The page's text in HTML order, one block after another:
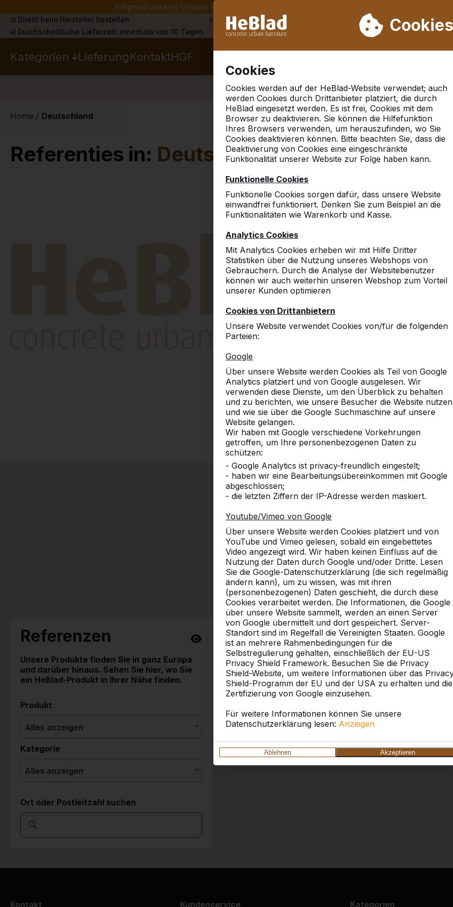
Aufgrund unseres Urlaubs liefern wir von Woche 31 bis Woche 33 nicht. Bitte
Cookies
Cookies
Cookies werden auf der HeBlad-Website verwendet; auch
werden Cookies durch Drittanbieter platziert, die durch
HeBlad eingesetzt werden. Es ist frei, Cookies mit dem
Browser zu deaktivieren. Sie können die Hilfefunktion
Ihres Browsers verwenden, um herauszufinden, wo Sie
Cookies deaktivieren können. Bitte beachten Sie, dass die
Deaktivierung von Cookies eine eingeschränkte
Funktionalität unserer Website zur Folge haben kann.
Funktionelle Cookies
Funktionelle Cookies sorgen dafür, dass unsere Website
einwandfrei funktioniert. Denken Sie zum Beispiel an die
Funktionalitäten wie Warenkorb und Kasse.
Analytics Cookies
Mit Analytics Cookies erheben wir mit Hilfe Dritter
Statistiken über die Nutzung unseres Webshops von
Gebrauchern. Durch die Analyse der Websitebenutzer
können wir auch weiterhin unseren Webshop zum Vorteil
unserer Kunden optimieren
Cookies von Drittanbietern
Unsere Website verwendet Cookies von/für die folgenden
Parteien:
Google
Über unsere Website werden Cookies als Teil von Google
Analytics platziert und von Google ausgelesen. Wir
verwenden diese Dienste, um den Überblick zu behalten
und zu berichten, wie unsere Besucher die Website nutzen
und wie sie über die Google Suchmaschine auf unsere
Website gelangen.
Wir haben mit Google verschiedene Vorkehrungen
getroffen, um Ihre personenbezogenen Daten zu
schützen:
- Google Analytics ist privacy-freundlich eingestelt;
- haben wir eine Bearbeitungsübereinkommen mit Google
abgeschlossen;
- die letzten Ziffern der IP-Adresse werden maskiert.
Youtube/Vimeo von Google
Über unsere Website werden Cookies platziert und von
YouTube und Vimeo gelesen, sobald ein eingebettetes
Video angezeigt wird. Wir haben keinen Einfluss auf die
Nutzung der Daten durch Google und/oder Dritte. Lesen
Sie die Google-Datenschutzerklärung (die sich regelmäßig
ändern kann), um zu wissen, was mit ihren
(personenbezogenen) Daten geschieht, die durch diese
Cookies verarbeitet werden. Die Informationen, die Google
über unsere Website sammelt, werden an einen Server
von Google übermittelt und dort gespeichert. Server-
Standort sind im Regelfall die Vereinigten Staaten. Google
ist an mehrere Rahmenbedingungen für die
Selbstregulierung gehalten, einschließlich der EU-US
Privacy Shield Framework. Besuchen Sie die Privacy
Shield-Website, um weitere Informationen über das
Shield-Programm der EU und der USA zu erhalten und die
Zertifizierung von Google einzusehen.
Für weitere Informationen können Sie unsere
Datenschutzerklärung lesen: Anzeigen
Ablehnen Akzeptieren
Direkt beim Hersteller bestellen Schon mehr als 30.000 Produkten verkauft
Durchschnittliche Lieferzeit: innerhalb von 10 Tagen
Kategorien LieferungKontaktHGF
Geen referenties gevonden in 'winsen-luhe'
Home / Deutschland
Referenties in: Deutschland
10
10
Qualitativ sehr
8
Bisher ist dieses Produkt
und man kann schön
man nur empfehlen.
dieses war die erste
Gabi Baxpehler
10
Die Tischgruppen stehen
sehr gut angenommen.
Picknicksets.
Grundschule
10
Wir sind ganz begeistert
Die Anlieferung war
bespielt. Tolle Produkte
zur Verfügung. So ist ein
Ortsgemeinde Stadtkyll
War alles Bestens.
Referenzen
Unsere Produkte finden Sie in ganz Europa
und darüber hinaus. Sehen Sie hier, wo Sie
ein HeBlad-Produkt in Ihrer Nähe finden.
Produkt
Alles anzeigen
Kategorie
Alles anzeigen
Ort oder Postleitzahl suchen
Kontakt Kundenservice Kategorien